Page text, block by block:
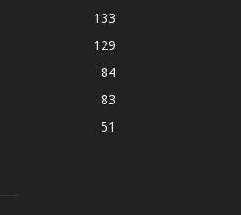
133
129
84
83
51